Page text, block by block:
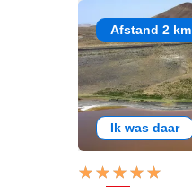
Afstand 2 km
Ik was daar